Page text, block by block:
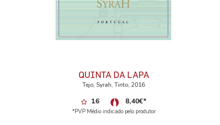
QUINTA DA LAPA
Tejo, Syrah, Tinto, 2016
16 8,40€*
*PVP Médio indicado pelo produtor